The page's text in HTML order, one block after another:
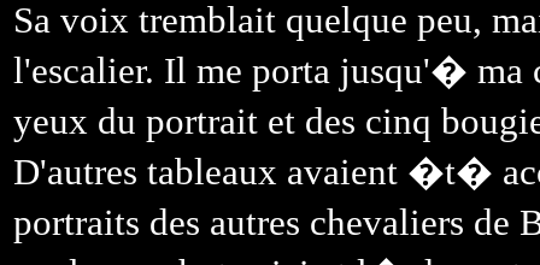
Sa voix tremblait quelque peu,
l'escalier. Il me porta jusqu'� ma
yeux du portrait et des cinq
D'autres tableaux avaient �t�
portraits des autres chevaliers